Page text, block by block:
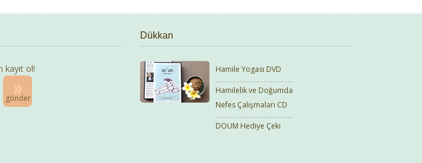
kayıt ol!
gönder
Dükkan
Hamile Yogası DVD
Hamilelik ve Doğumda
Nefes Çalışmaları CD
DOUM Hediye Çeki